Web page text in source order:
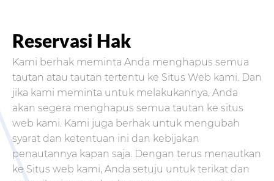
Reservasi Hak
Kami berhak meminta Anda menghapus semua
tautan atau tautan tertentu ke Situs Web kami. Dan
jika kami meminta untuk melakukannya, Anda
akan segera menghapus semua tautan ke situs
web kami. Kami juga berhak untuk mengubah
syarat dan ketentuan ini dan kebijakan
penautannya kapan saja. Dengan terus menautkan
ke Situs web kami, Anda setuju untuk terikat dan